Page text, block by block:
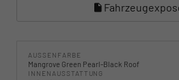
AUSSENFARBE
Mangrove Green Pearl-Black Roof
INNENAUSSTATTUNG